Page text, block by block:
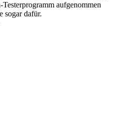
aufgenommen
sogar dafür.